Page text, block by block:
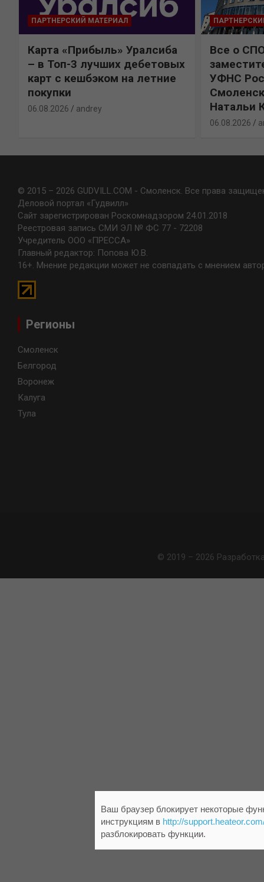
ПАРТНЕРСКИЙ МАТЕРИАЛ
Карта «Прибыль» Уралсиба
– в Топ-3 лучших дебетовых
карт с кешбэком на летние
покупки
06.08.2026 andrey
Все о
УФНС
Натальи
06.08.2026
© 2015 – 2026 GUDVILL.COM - Смоленск. Все права
Деловой портал «Гудвилл»
Сайт зарегистрирован Роскомнадзором 24.01.2018
Реестровая запись СМИ ЭЛ № ФС 77 - 72208
Учредитель ООО «ПРЕССА»
Главный редактор: Попова Ю.В.
16+. Мнение редакции может не совпадать с мнением
Регионы
Смоленск
Белгород
Воронеж
Калуга
Тула
© 2019 – 2026
Ваш браузер блокирует некоторые
инструкциям в http://
разблокировать функции.